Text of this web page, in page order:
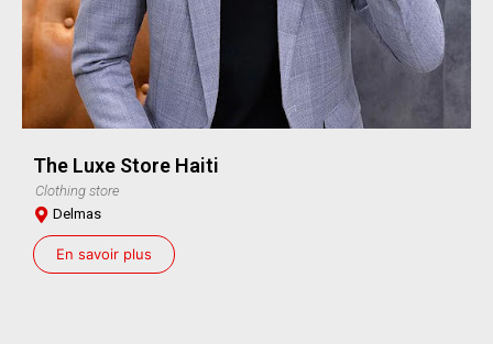
The Luxe Store Haiti
Clothing store
Delmas
En savoir plus